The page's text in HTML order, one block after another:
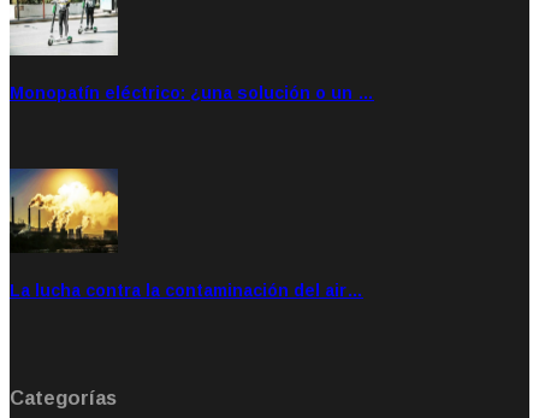
Monopatín eléctrico: ¿una solución o un …
La lucha contra la contaminación del air…
Categorías